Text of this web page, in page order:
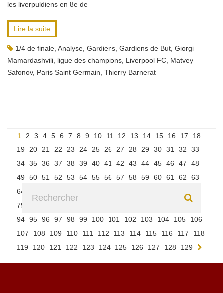
les liverpuldiens en 8e de
Lire la suite
1/4 de finale Analyse Gardiens Gardiens de But Giorgi
Mamardashvili ligue des champions Liverpool FC Matvey
Safonov, Paris Saint Germain Thierry Barnerat
1 2 3 4 5 6 7 8 9 10 11 12 13 14 15 16 17
18
19
20 21 22 23 24 25 26 27 28 29 30 31 32
33
34 35 36 37 38 39 40 41 42 43 44 45 46 47
48
49
50 51 52 53 54 55 56 57 58 59 60 61 62
63
64
79
94 95 96 97 98 99 100 101 102 103 104 105
106
107
108 109 110 111 112 113 114 115 116 117
118
119
120 121 122 123 124 125 126 127 128 129